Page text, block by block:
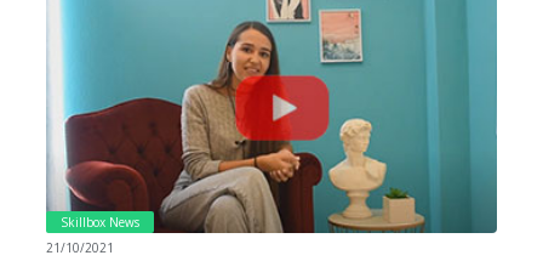
Skillbox News
21/10/2021